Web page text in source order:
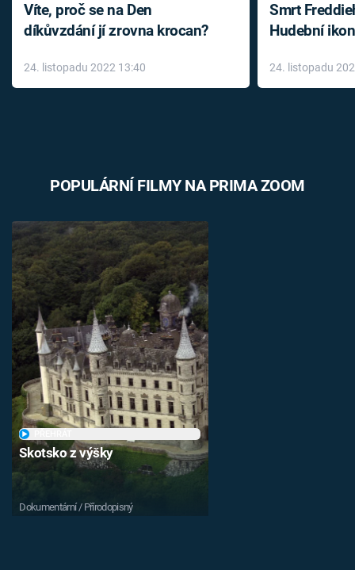
Víte, proč se na Den
díkůvzdání jí zrovna krocan?
24. listopadu 2022 13:40
Smrt
Hudební
léky
24. listopadu
POPULÁRNÍ FILMY NA PRIMA ZOOM
Skotsko z výšky
Dokumentární / Přírodopisný